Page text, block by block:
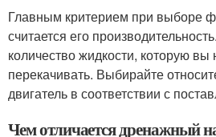
Главным критерием при выборе
считается его
количество жидкости, которую
перекачивать. Выбирайте
двигатель в соответствии с
Чем отличается дренажный